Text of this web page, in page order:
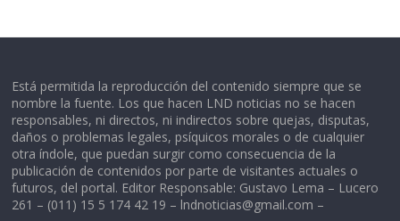
Está permitida la reproducción del contenido siempre que se
nombre la fuente. Los que hacen LND noticias no se hacen
responsables, ni directos, ni indirectos sobre quejas, disputas,
daños o problemas legales, psíquicos morales o de cualquier
otra índole, que puedan surgir como consecuencia de la
publicación de contenidos por parte de visitantes actuales o
futuros, del portal. Editor Responsable: Gustavo Lema – Lucero
261 – (011) 15 5 174 42 19 – lndnoticias@gmail.com –